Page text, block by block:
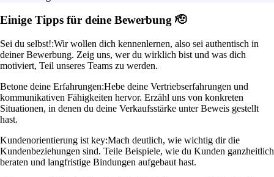
Einige Tipps für deine Bewerbung 🫡
Sei du selbst!:Wir wollen dich kennenlernen, also sei authentisch in
deiner Bewerbung. Zeig uns, wer du wirklich bist und was dich
motiviert, Teil unseres Teams zu werden.
Betone deine Erfahrungen:Hebe deine Vertriebserfahrungen und
kommunikativen Fähigkeiten hervor. Erzähl uns von konkreten
Situationen, in denen du deine Verkaufsstärke unter Beweis gestellt
hast.
Kundenorientierung ist key:Mach deutlich, wie wichtig dir die
Kundenbeziehungen sind. Teile Beispiele, wie du Kunden ganzheitlich
beraten und langfristige Bindungen aufgebaut hast.